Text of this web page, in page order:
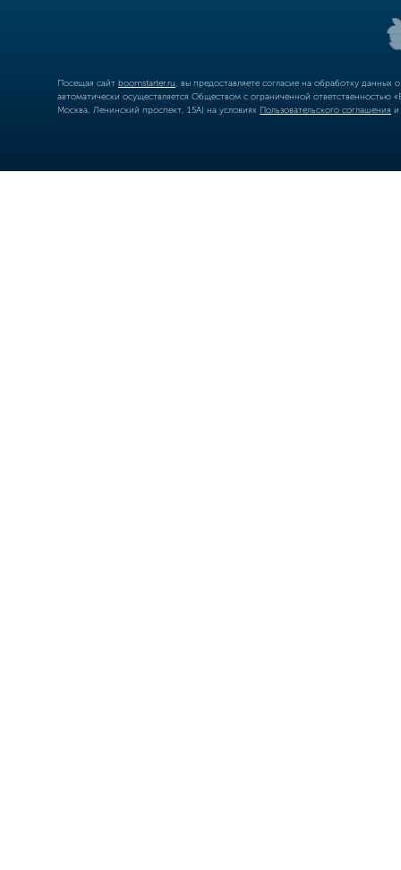
Посещая сайт boomstarter.ru , вы предоставляете согласие на обработку
автоматически осуществляется Обществом с ограниченной
Москва, Ленинский проспект, 15А) на условиях Пользовательского соглашения и